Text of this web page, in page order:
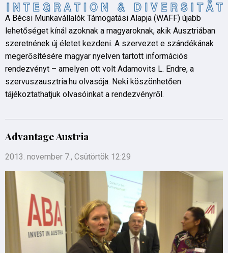
A Bécsi Munkavállalók Támogatási Alapja (WAFF) újabb
lehetőséget kínál azoknak a magyaroknak, akik Ausztriában
szeretnének új életet kezdeni. A szervezet e szándékának
megerősítésére magyar nyelven tartott információs
rendezvényt – amelyen ott volt Adamovits L. Endre, a
szervuszausztria.hu olvasója. Neki köszönhetően
tájékoztathatjuk olvasóinkat a rendezvényről.
Advantage Austria
2013. november 7., Csütörtök 12:29